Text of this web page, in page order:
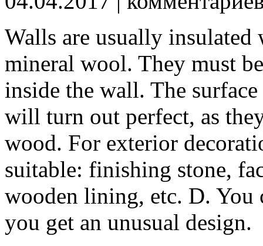
Walls are usually
mineral wool. They must
inside the wall. The
will turn out perfect, as
wood. For exterior
suitable: finishing stone,
wooden lining, etc. D.
you get an unusual design.